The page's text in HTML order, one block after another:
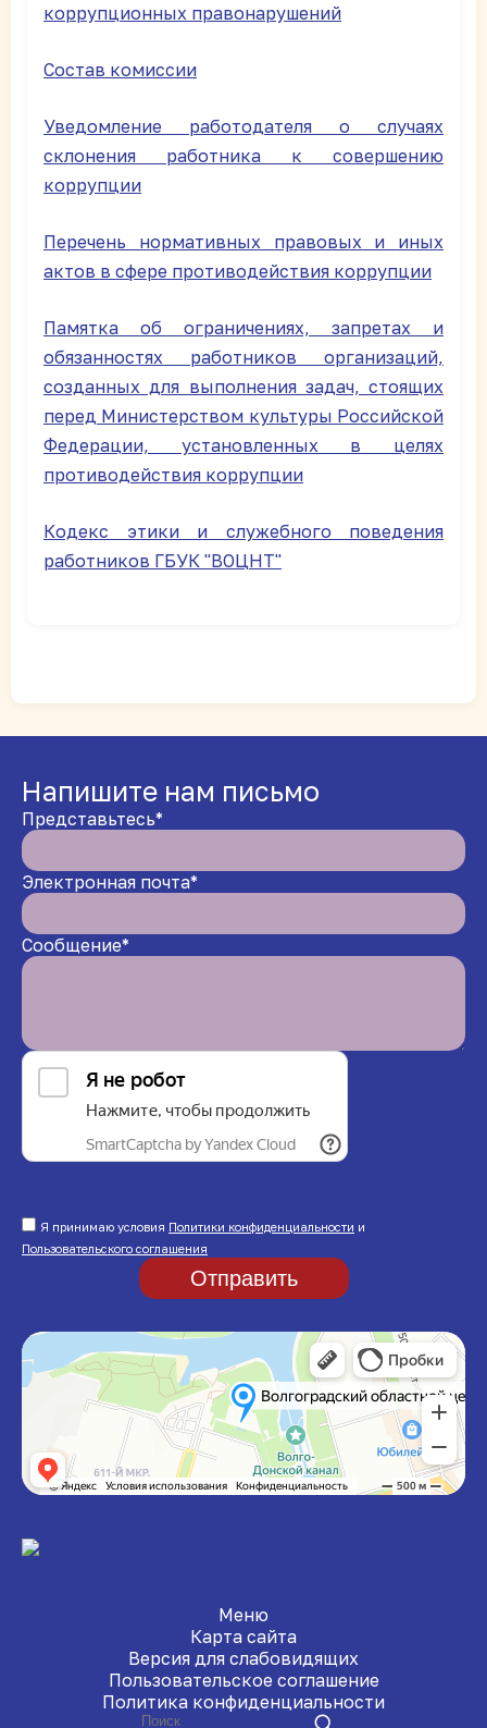
коррупционных правонарушений
Состав комиссии
Уведомление работодателя о случаях
склонения работника к совершению
коррупции
Перечень нормативных правовых и иных
актов в сфере противодействия коррупции
Памятка об ограничениях, запретах и
обязанностях работников организаций,
созданных для выполнения задач, стоящих
перед Министерством культуры Российской
Федерации, установленных в целях
противодействия коррупции
Кодекс этики и служебного поведения
работников ГБУК "ВОЦНТ"
Напишите нам письмо
Представьтесь*
Электронная почта*
Сообщение*
Я принимаю условия Политики конфиденциальности и
Пользовательского соглашения
Отправить
Меню
Карта сайта
Версия для слабовидящих
Пользовательское соглашение
Политика конфиденциальности